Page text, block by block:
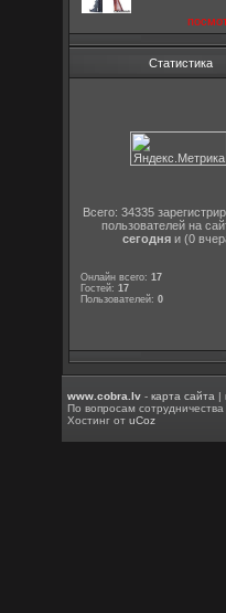
Статистика
Всего: 34335
пользователей на
сегодняи (0
Онлайн всего:17
Гостей:17
Пользователей:0
www.cobra.lv -карта сайта |
По вопросам
Хостинг отuCoz